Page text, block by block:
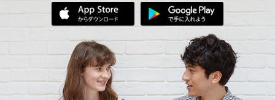
App Storeからダウンロード